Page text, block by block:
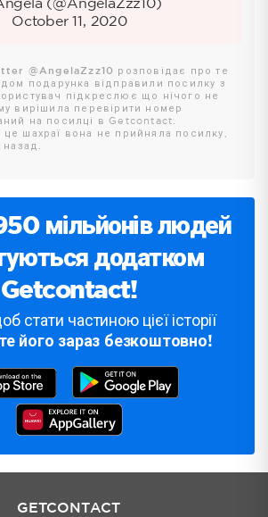
(@AngelaZzz10)
October 11, 2020
@AngelaZzz10
розповідає про те
подарунка відправили посилку з
підкреслює що нічого не
вирішила перевірити номер
на посилці в Getcontact.
шахраї вона не прийняла посилку,
назад.
мільйонів людей
додатком
Getcontact!
стати частиною цієї історії
його зараз безкоштовно!
GETCONTACT